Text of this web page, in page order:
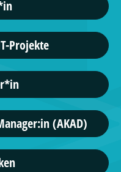
Projekte
(AKAD)